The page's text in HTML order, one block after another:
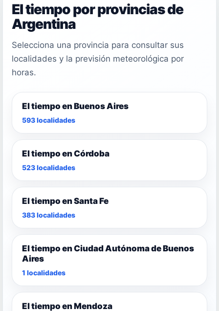
El tiempo por provincias de
Argentina
Selecciona una provincia para consultar sus
localidades y la previsión meteorológica por
horas.
El tiempo en Buenos Aires
593 localidades
El tiempo en Córdoba
523 localidades
El tiempo en Santa Fe
383 localidades
El tiempo en Ciudad Autónoma de Buenos
Aires
1 localidades
El tiempo en Mendoza